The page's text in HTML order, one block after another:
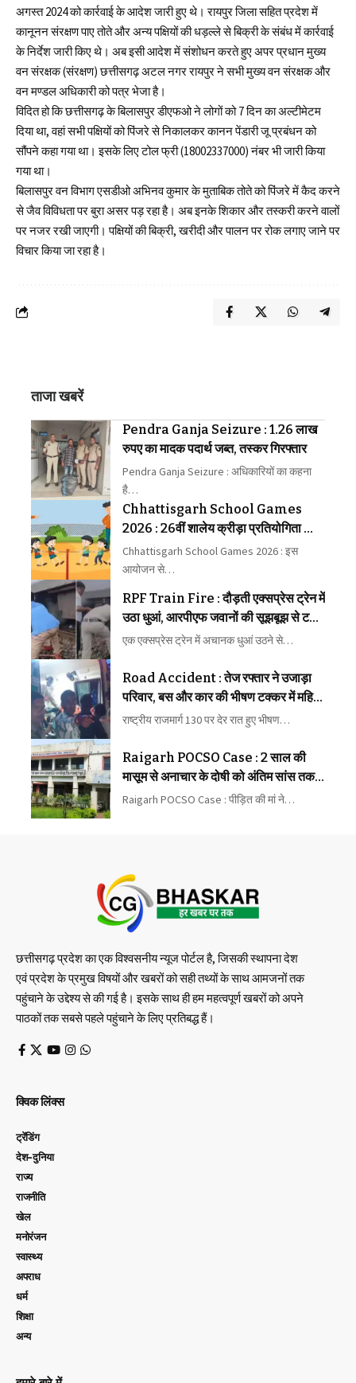
अगस्त 2024 को कार्रवाई के आदेश जारी हुए थे। रायपुर जिला सहित प्रदेश में
कानूनन संरक्षण पाए तोते और अन्य पक्षियों की धड़ल्ले से बिक्री के संबंध में कार्रवाई
के निर्देश जारी किए थे। अब इसी आदेश में संशोधन करते हुए अपर प्रधान मुख्य
वन संरक्षक (संरक्षण) छत्तीसगढ़ अटल नगर रायपुर ने सभी मुख्य वन संरक्षक और
वन मण्डल अधिकारी को पत्र भेजा है।
विदित हो कि छत्तीसगढ़ के बिलासपुर डीएफओ ने लोगों को 7 दिन का अल्टीमेटम
दिया था, वहां सभी पक्षियों को पिंजरे से निकालकर कानन पेंडारी जू प्रबंधन को
सौंपने कहा गया था। इसके लिए टोल फ्री (18002337000) नंबर भी जारी किया
गया था।
बिलासपुर वन विभाग एसडीओ अभिनव कुमार के मुताबिक तोते को पिंजरे में कैद करने
से जैव विविधता पर बुरा असर पड़ रहा है। अब इनके शिकार और तस्करी करने वालों
पर नजर रखी जाएगी। पक्षियों की बिक्री, खरीदी और पालन पर रोक लगाए जाने पर
विचार किया जा रहा है।
ताजा खबरें
Pendra Ganja Seizure : 1.26 लाख
रुपए का मादक पदार्थ जब्त, तस्कर गिरफ्तार
Pendra Ganja Seizure : अधिकारियों का कहना
है…
Chhattisgarh School Games
2026 : 26वीं शालेय क्रीड़ा प्रतियोगिता की
मेजबानी करेगा जीपीएम
Chhattisgarh School Games 2026 : इस
आयोजन से…
RPF Train Fire : दौड़ती एक्सप्रेस ट्रेन में
उठा धुआं, आरपीएफ जवानों की सूझबूझ से टला
बड़ा रेल हादसा
एक एक्सप्रेस ट्रेन में अचानक धुआं उठने से…
Road Accident : तेज रफ्तार ने उजाड़ा
परिवार, बस और कार की भीषण टक्कर में महिला
की मौत, कई घायल
राष्ट्रीय राजमार्ग 130 पर देर रात हुए भीषण…
Raigarh POCSO Case : 2 साल की
मासूम से अनाचार के दोषी को अंतिम सांस तक
कारावास
Raigarh POCSO Case : पीड़ित की मां ने…
छत्तीसगढ़ प्रदेश का एक विश्वसनीय न्यूज पोर्टल है, जिसकी स्थापना देश
एवं प्रदेश के प्रमुख विषयों और खबरों को सही तथ्यों के साथ आमजनों तक
पहुंचाने के उद्देश्य से की गई है। इसके साथ ही हम महत्वपूर्ण खबरों को अपने
पाठकों तक सबसे पहले पहुंचाने के लिए प्रतिबद्ध हैं।
क्विक लिंक्स
ट्रेंडिंग
देश-दुनिया
राज्य
राजनीति
खेल
मनोरंजन
स्वास्थ्य
अपराध
धर्म
शिक्षा
अन्य